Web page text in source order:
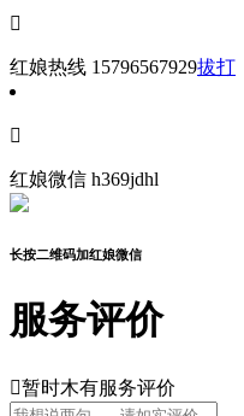

红娘热线 15796567929拔打

红娘微信 h369jdhl
长按二维码加红娘微信
服务评价
暂时木有服务评价